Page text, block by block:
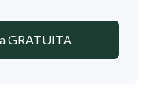
GRATUITA